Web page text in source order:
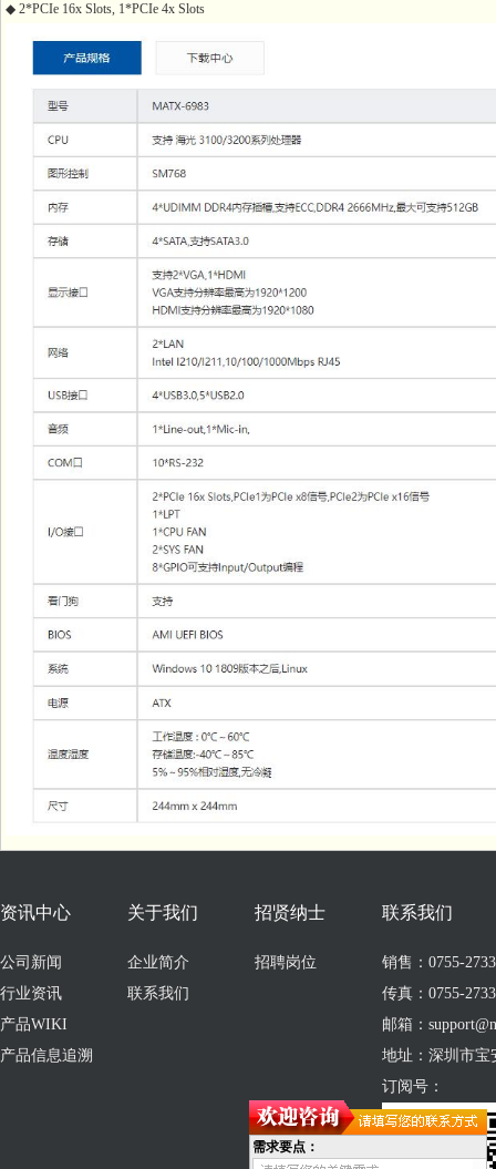
◆ 2*PCIe 16x Slots, 1*PCIe 4x Slots
资讯中心
公司新闻
行业资讯
产品WIKI
产品信息追溯
关于我们
企业简介
联系我们
招贤纳士
招聘岗位
联系我们
销售：0755-
传真：0755-
邮箱：
地址：深圳市宝
订阅号：